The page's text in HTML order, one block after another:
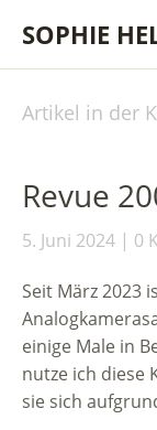
SOPHIE
Artikel in der
Revue
5. Juni 2024 0
Seit März 2023
einige Male in
nutze ich diese
sie sich